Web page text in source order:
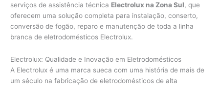
serviços de assistência técnica Electrolux na Zona Sul, que
oferecem uma solução completa para instalação, conserto,
conversão de fogão, reparo e manutenção de toda a linha
branca de eletrodomésticos Electrolux.
Electrolux: Qualidade e Inovação em Eletrodomésticos
A Electrolux é uma marca sueca com uma história de mais de
um século na fabricação de eletrodomésticos de alta